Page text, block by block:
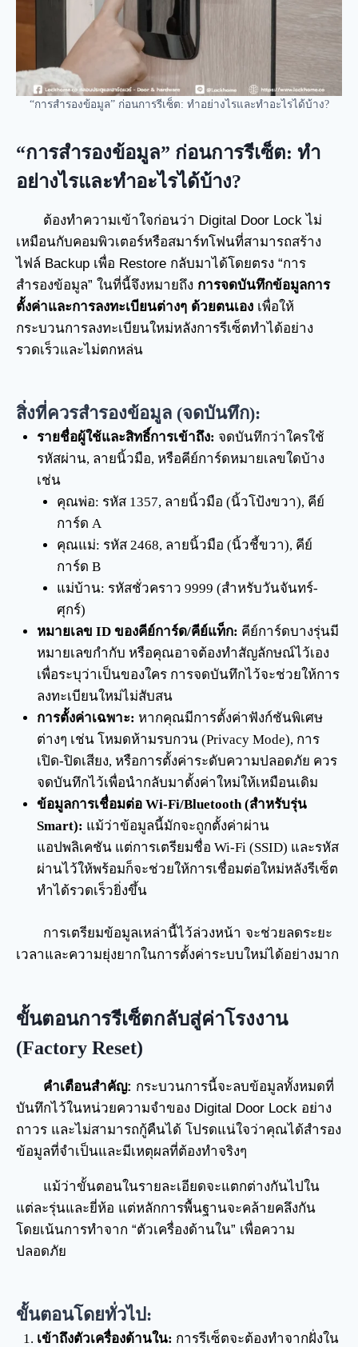
“การสำรองข้อมูล” ก่อนการรีเซ็ต: ทำอย่างไรและทำอะไรได้บ้าง?
“การสำรองข้อมูล” ก่อนการรีเซ็ต: ทำ
อย่างไรและทำอะไรได้บ้าง?
ต้องทำความเข้าใจก่อนว่า Digital Door Lock ไม่
เหมือนกับคอมพิวเตอร์หรือสมาร์ทโฟนที่สามารถสร้าง
ไฟล์ Backup เพื่อ Restore กลับมาได้โดยตรง “การ
สำรองข้อมูล” ในที่นี้จึงหมายถึง การจดบันทึกข้อมูลการ
ตั้งค่าและการลงทะเบียนต่างๆ ด้วยตนเอง เพื่อให้
กระบวนการลงทะเบียนใหม่หลังการรีเซ็ตทำได้อย่าง
รวดเร็วและไม่ตกหล่น
สิ่งที่ควรสำรองข้อมูล (จดบันทึก):
รายชื่อผู้ใช้และสิทธิ์การเข้าถึง: จดบันทึกว่าใครใช้
รหัสผ่าน, ลายนิ้วมือ, หรือคีย์การ์ดหมายเลขใดบ้าง
เช่น
คุณพ่อ: รหัส 1357, ลายนิ้วมือ (นิ้วโป้งขวา), คีย์
การ์ด A
คุณแม่: รหัส 2468, ลายนิ้วมือ (นิ้วชี้ขวา), คีย์
การ์ด B
แม่บ้าน: รหัสชั่วคราว 9999 (สำหรับวันจันทร์-
ศุกร์)
หมายเลข ID ของคีย์การ์ด/คีย์แท็ก: คีย์การ์ดบางรุ่นมี
หมายเลขกำกับ หรือคุณอาจต้องทำสัญลักษณ์ไว้เอง
เพื่อระบุว่าเป็นของใคร การจดบันทึกไว้จะช่วยให้การ
ลงทะเบียนใหม่ไม่สับสน
การตั้งค่าเฉพาะ: หากคุณมีการตั้งค่าฟังก์ชันพิเศษ
ต่างๆ เช่น โหมดห้ามรบกวน (Privacy Mode), การ
เปิด-ปิดเสียง, หรือการตั้งค่าระดับความปลอดภัย ควร
จดบันทึกไว้เพื่อนำกลับมาตั้งค่าใหม่ให้เหมือนเดิม
ข้อมูลการเชื่อมต่อ Wi-Fi/Bluetooth (สำหรับรุ่น
Smart): แม้ว่าข้อมูลนี้มักจะถูกตั้งค่าผ่าน
แอปพลิเคชัน แต่การเตรียมชื่อ Wi-Fi (SSID) และรหัส
ผ่านไว้ให้พร้อมก็จะช่วยให้การเชื่อมต่อใหม่หลังรีเซ็ต
ทำได้รวดเร็วยิ่งขึ้น
การเตรียมข้อมูลเหล่านี้ไว้ล่วงหน้า จะช่วยลดระยะ
เวลาและความยุ่งยากในการตั้งค่าระบบใหม่ได้อย่างมาก
ขั้นตอนการรีเซ็ตกลับสู่ค่าโรงงาน
(Factory Reset)
คำเตือนสำคัญ: กระบวนการนี้จะลบข้อมูลทั้งหมดที่
บันทึกไว้ในหน่วยความจำของ Digital Door Lock อย่าง
ถาวร และไม่สามารถกู้คืนได้ โปรดแน่ใจว่าคุณได้สำรอง
ข้อมูลที่จำเป็นและมีเหตุผลที่ต้องทำจริงๆ
แม้ว่าขั้นตอนในรายละเอียดจะแตกต่างกันไปใน
แต่ละรุ่นและยี่ห้อ แต่หลักการพื้นฐานจะคล้ายคลึงกัน
โดยเน้นการทำจาก “ตัวเครื่องด้านใน” เพื่อความ
ปลอดภัย
ขั้นตอนโดยทั่วไป:
เข้าถึงตัวเครื่องด้านใน: การรีเซ็ตจะต้องทำจากฝั่งใน